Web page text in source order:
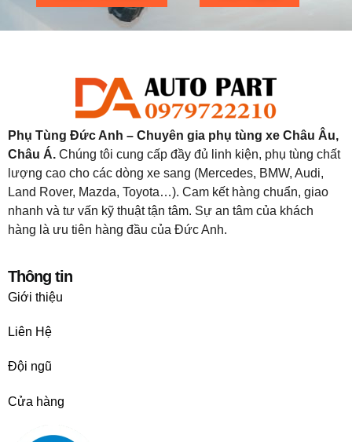
Phụ Tùng Đức Anh – Chuyên gia phụ tùng xe Châu Âu,
Châu Á. Chúng tôi cung cấp đầy đủ linh kiện, phụ tùng chất
lượng cao cho các dòng xe sang (Mercedes, BMW, Audi,
Land Rover, Mazda, Toyota…). Cam kết hàng chuẩn, giao
nhanh và tư vấn kỹ thuật tận tâm. Sự an tâm của khách
hàng là ưu tiên hàng đầu của Đức Anh.
Thông tin
Giới thiệu
Liên Hệ
Đội ngũ
Cửa hàng